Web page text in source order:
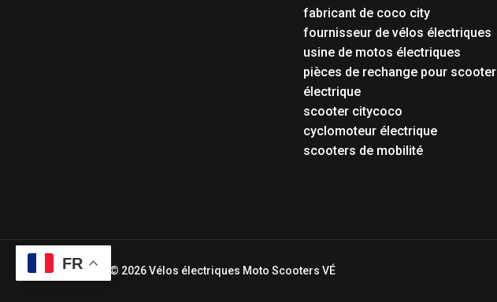
fabricant de coco city
fournisseur de vélos électriques
usine de motos électriques
pièces de rechange pour scooter
électrique
scooter citycoco
cyclomoteur électrique
scooters de mobilité
Copyright © 2026 Vélos électriques Moto Scooters VÉ
FR